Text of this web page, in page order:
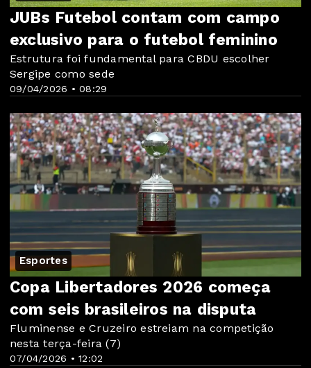
09/04/2026 • 08:29
JUBs Futebol contam com campo
exclusivo para o futebol feminino
Estrutura foi fundamental para CBDU escolher
Sergipe como sede
Esportes
07/04/2026 • 12:02
Copa Libertadores 2026 começa
com seis brasileiros na disputa
Fluminense e Cruzeiro estreiam na competição
nesta terça-feira (7)